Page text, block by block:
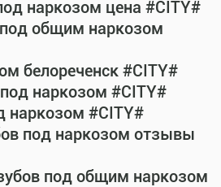
наркозом цена #CITY#
общим наркозом
белореченск #CITY#
наркозом #CITY#
наркозом #CITY#
под наркозом отзывы
под общим наркозом